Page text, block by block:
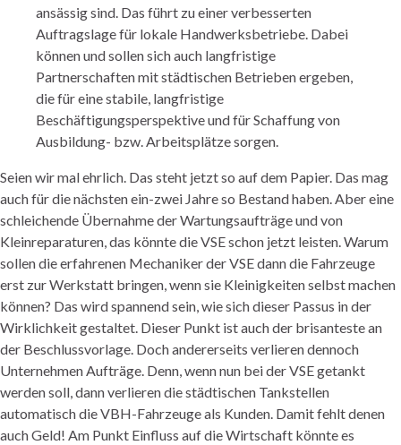
ansässig sind. Das führt zu einer verbesserten
Auftragslage für lokale Handwerksbetriebe. Dabei
können und sollen sich auch langfristige
Partnerschaften mit städtischen Betrieben ergeben,
die für eine stabile, langfristige
Beschäftigungsperspektive und für Schaffung von
Ausbildung- bzw. Arbeitsplätze sorgen.
Seien wir mal ehrlich. Das steht jetzt so auf dem Papier. Das mag
auch für die nächsten ein-zwei Jahre so Bestand haben. Aber eine
schleichende Übernahme der Wartungsaufträge und von
Kleinreparaturen, das könnte die VSE schon jetzt leisten. Warum
sollen die erfahrenen Mechaniker der VSE dann die Fahrzeuge
erst zur Werkstatt bringen, wenn sie Kleinigkeiten selbst machen
können? Das wird spannend sein, wie sich dieser Passus in der
Wirklichkeit gestaltet. Dieser Punkt ist auch der brisanteste an
der Beschlussvorlage. Doch andererseits verlieren dennoch
Unternehmen Aufträge. Denn, wenn nun bei der VSE getankt
werden soll, dann verlieren die städtischen Tankstellen
automatisch die VBH-Fahrzeuge als Kunden. Damit fehlt denen
auch Geld! Am Punkt Einfluss auf die Wirtschaft könnte es